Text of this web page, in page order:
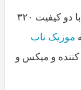
با عنوان صاعقه با دو کیفیت ۳۲۰
موزیک ناب
کننده و میکس و